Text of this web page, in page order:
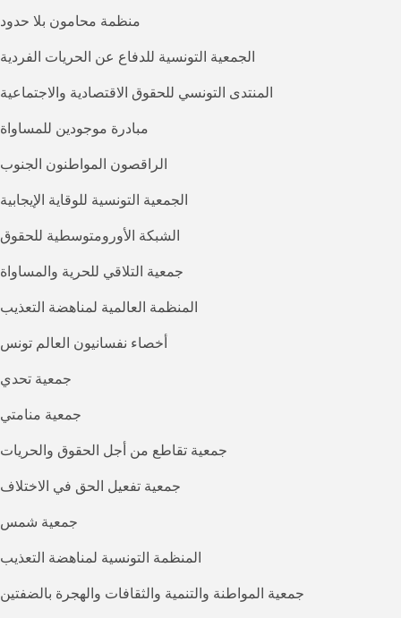
منظمة محامون بلا حدود
الجمعية التونسية للدفاع عن الحريات الفردية
المنتدى التونسي للحقوق الاقتصادية والاجتماعية
مبادرة موجودين للمساواة
الراقصون المواطنون الجنوب
الجمعية التونسية للوقاية الإيجابية
الشبكة الأورومتوسطية للحقوق
جمعية التلاقي للحرية والمساواة
المنظمة العالمية لمناهضة التعذيب
أخصاء نفسانيون العالم تونس
جمعية تحدي
جمعية منامتي
جمعية تقاطع من أجل الحقوق والحريات
جمعية تفعيل الحق في الاختلاف
جمعية شمس
المنظمة التونسية لمناهضة التعذيب
جمعية المواطنة والتنمية والثقافات والهجرة بالضفتين